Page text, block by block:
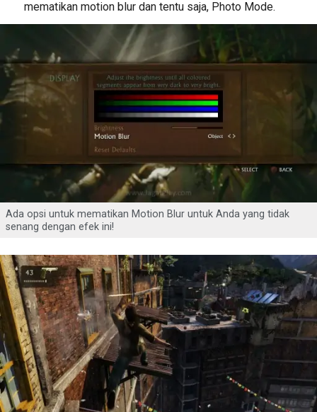
mematikan motion blur dan tentu saja, Photo Mode.
Ada opsi untuk mematikan Motion Blur untuk Anda yang tidak
senang dengan efek ini!